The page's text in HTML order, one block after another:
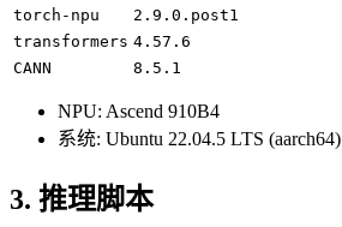
torch-npu
2.9.0.post1
transformers 4.57.6
CANN
8.5.1
NPU: Ascend 910B4
系统: Ubuntu 22.04.5 LTS (aarch64)
3. 推理脚本